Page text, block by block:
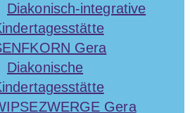
Diakonisch-integrative
Gera
Diakonische
Gera